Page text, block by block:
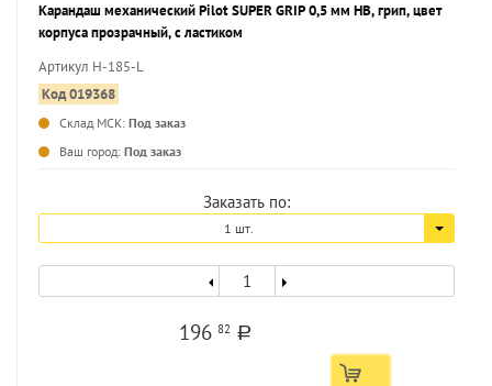
Карандаш механический Pilot SUPER GRIP 0,5 мм НВ, грип, цвет
корпуса прозрачный, с ластиком
Артикул H-185-L
Код 019368
Склад МСК: Под заказ
Ваш город: Под заказ
Заказать по:
1 шт.
19682 a